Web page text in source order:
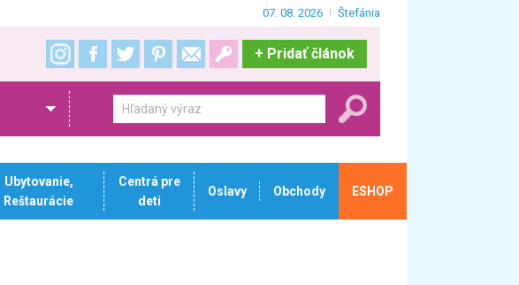
07. 08. 2026 Štefánia
+ Pridať článok
Ubytovanie,
Reštaurácie
Centrá pre
deti
Oslavy Obchody ESHOP